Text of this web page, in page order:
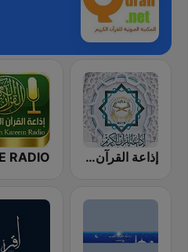
إذاعة القرآن الكريم من القاهرة